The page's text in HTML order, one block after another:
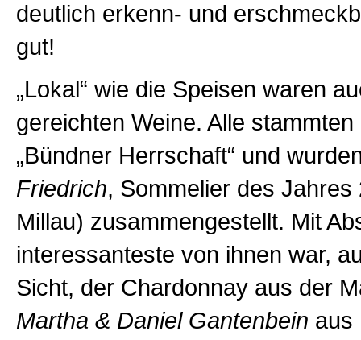
deutlich erkenn- und
gut!
„Lokal“ wie die Speisen waren
gereichten Weine. Alle
„Bündner Herrschaft“ und
Friedrich, Sommelier des Jahres
Millau) zusammengestellt. Mit
interessanteste von ihnen war,
Sicht, der Chardonnay aus der
Martha & Daniel Gantenbein aus